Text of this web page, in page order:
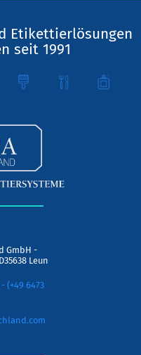
Etikettierlösungen
seit 1991
GmbH -
Leun
(+49 6473